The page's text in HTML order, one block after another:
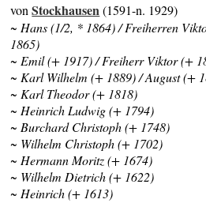
vonStockhausen(1591-n. 1929)
~ Hans (1/2, * 1864) / Freiherren
1865)
~ Emil (+ 1917) / Freiherr Viktor (+
~ Karl Wilhelm (+ 1889) / August (+
~ Karl Theodor (+ 1818)
~ Heinrich Ludwig (+ 1794)
~ Burchard Christoph (+ 1748)
~ Wilhelm Christoph (+ 1702)
~ Hermann Moritz (+ 1674)
~ Wilhelm Dietrich (+ 1622)
~ Heinrich (+ 1613)